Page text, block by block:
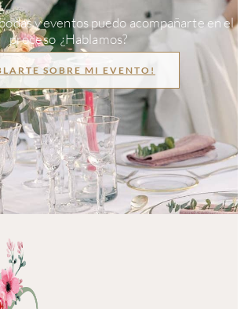
y eventos puedo acompañarte en el
proceso ¿Hablamos?
SOBRE MI EVENTO!